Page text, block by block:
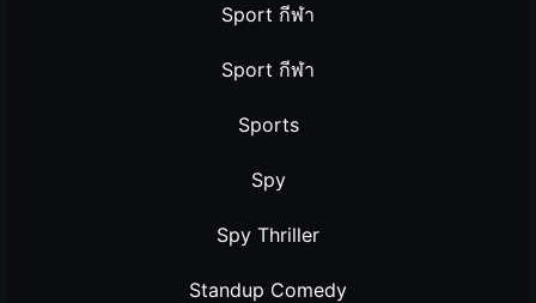
Sport กีฬา
Sport กีฬา
Sports
Spy
Spy Thriller
Standup Comedy